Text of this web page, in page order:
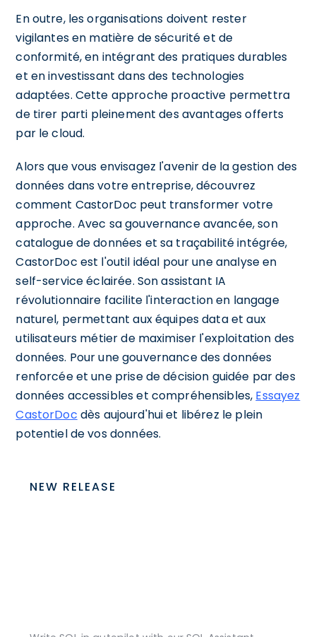
En outre, les organisations doivent rester
vigilantes en matière de sécurité et de
conformité, en intégrant des pratiques durables
et en investissant dans des technologies
adaptées. Cette approche proactive permettra
de tirer parti pleinement des avantages offerts
par le cloud.
Alors que vous envisagez l'avenir de la gestion des
données dans votre entreprise, découvrez
comment CastorDoc peut transformer votre
approche. Avec sa gouvernance avancée, son
catalogue de données et sa traçabilité intégrée,
CastorDoc est l'outil idéal pour une analyse en
self-service éclairée. Son assistant IA
révolutionnaire facilite l'interaction en langage
naturel, permettant aux équipes data et aux
utilisateurs métier de maximiser l'exploitation des
données. Pour une gouvernance des données
renforcée et une prise de décision guidée par des
données accessibles et compréhensibles, Essayez
CastorDoc dès aujourd'hui et libérez le plein
potentiel de vos données.
NEW RELEASE